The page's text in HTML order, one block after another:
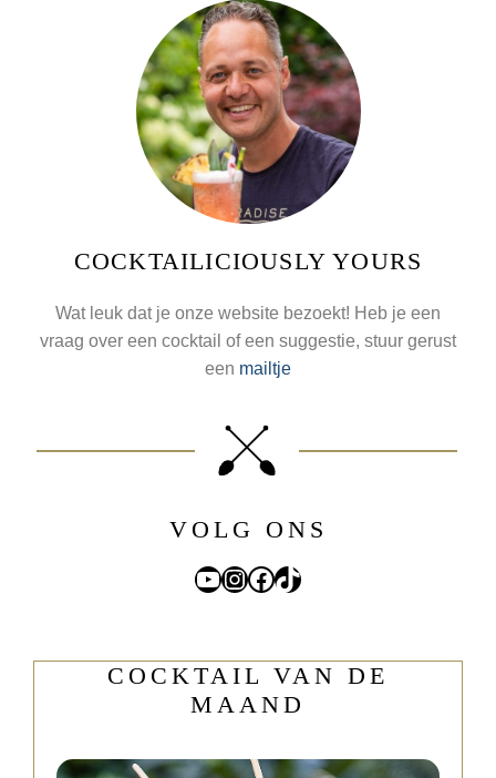
COCKTAILICIOUSLY YOURS
Wat leuk dat je onze website bezoekt! Heb je een
vraag over een cocktail of een suggestie, stuur gerust
een mailtje
VOLG ONS
YouTube
Instagram
Facebook
TikTok
COCKTAIL VAN DE
MAAND